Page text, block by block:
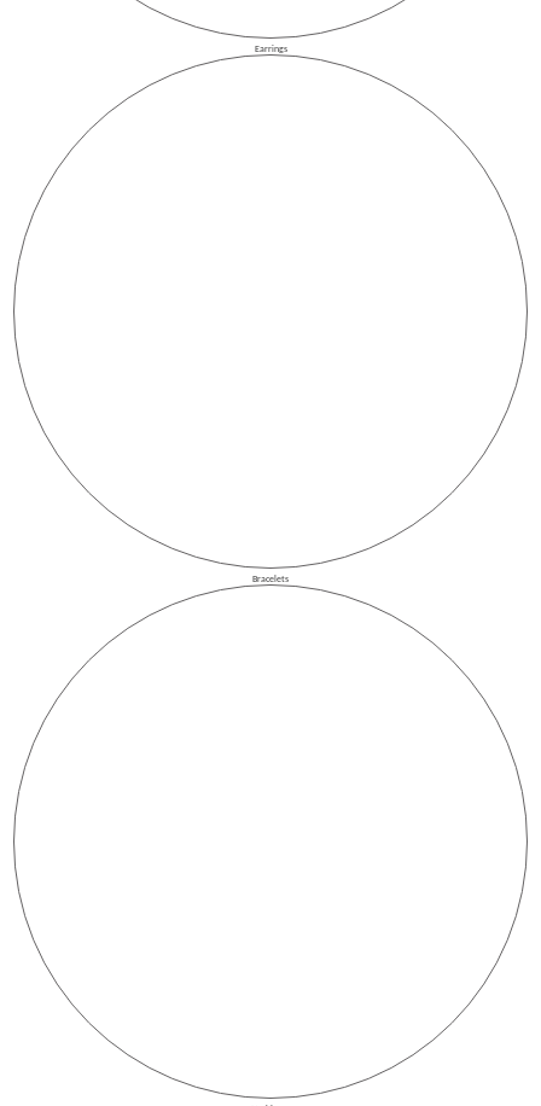
Earrings
Bracelets